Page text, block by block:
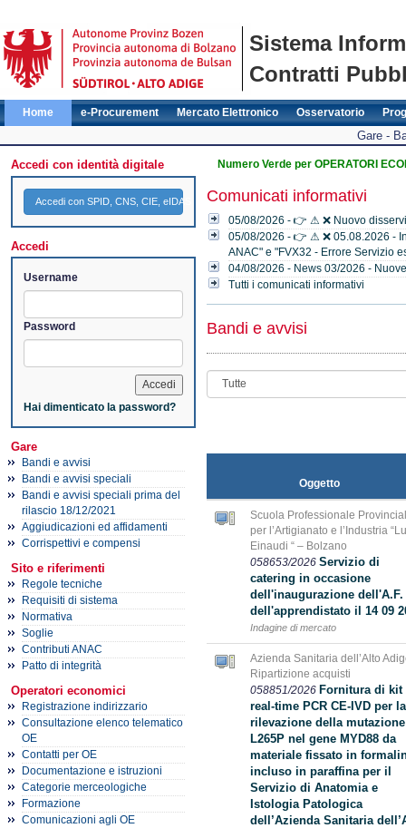
Sistema
Contratti
Home e-Procurement Mercato Elettronico Osservatorio
Gare -
Accedi con identità digitale
Accedi con SPID, CNS, CIE, eIDAS
Accedi
Username
Password
Hai dimenticato la password?
Gare
Bandi e avvisi
Bandi e avvisi speciali
Bandi e avvisi speciali prima del
rilascio 18/12/2021
Aggiudicazioni ed affidamenti
Corrispettivi e compensi
Sito e riferimenti
Regole tecniche
Requisiti di sistema
Normativa
Soglie
Contributi ANAC
Patto di integrità
Operatori economici
Registrazione indirizzario
Consultazione elenco telematico
OE
Contatti per OE
Documentazione e istruzioni
Categorie merceologiche
Formazione
Comunicazioni agli OE
Numero Verde per OPERATORI
Comunicati informativi
05/08/2026 - 👉 ⚠ ❌ Nuovo
05/08/2026 - 👉 ⚠ ❌ 05.08.2026 -
ANAC" e "FVX32 - Errore Servizio
04/08/2026 - News 03/2026 -
Tutti i comunicati informativi
Bandi e avvisi
Oggetto
Scuola Professionale
per l’Artigianato e l’Industria
Einaudi “ – Bolzano
058653/2026 Servizio di
catering in occasione
dell'inaugurazione dell'A.F.
dell'apprendistato il 14 09
Indagine di mercato
Azienda Sanitaria dell’Alto
Ripartizione acquisti
058851/2026 Fornitura di kit
real-time PCR CE-IVD per la
rilevazione della mutazione
L265P nel gene MYD88 da
materiale fissato in
incluso in paraffina per il
Servizio di Anatomia e
Istologia Patologica
dell’Azienda Sanitaria